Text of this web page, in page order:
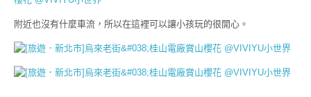
附近也沒有什麼車流，所以在這裡可以讓小孩玩的很開心。